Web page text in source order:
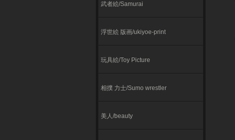
武者絵/Samurai
浮世絵 版画/ukiyoe-print
玩具絵/Toy Picture
相撲 力士/Sumo wrestler
美人/beauty